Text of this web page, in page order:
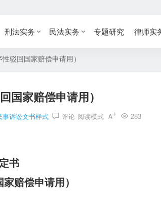
刑法实务 民法实务 专题研究 律师实
驳回国家赔偿申请用）
国家赔偿申请用）
事诉讼文书样式 评论 283
阅读模式
书
家赔偿申请用）